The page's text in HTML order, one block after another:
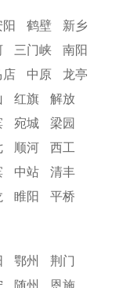
鹤壁
新乡
三门峡
南阳
店 中原
龙亭
红旗
解放
宛城
梁园
顺河
西工
中站
清丰
睢阳
平桥
鄂州
荆门
随州
恩施